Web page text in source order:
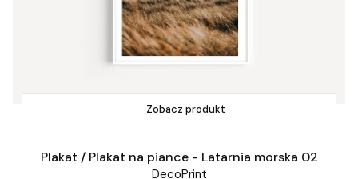
Zobacz produkt
Plakat / Plakat na piance - Latarnia morska 02
DecoPrint